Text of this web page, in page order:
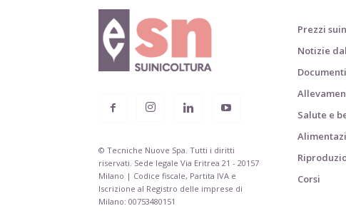
© Tecniche Nuove Spa. Tutti i diritti
riservati. Sede legale Via Eritrea 21 - 20157
Milano | Codice fiscale, Partita IVA e
Iscrizione al Registro delle imprese di
Milano: 00753480151
Prezzi
Notizie
Documenti
Salute e
Corsi